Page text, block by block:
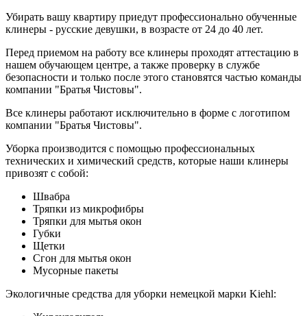
Убирать вашу квартиру приедут профессионально обученные
клинеры - русские девушки, в возрасте от 24 до 40 лет.
Перед приемом на работу все клинеры проходят аттестацию в
нашем обучающем центре, а также проверку в службе
безопасности и только после этого становятся частью команды
компании "Братья Чистовы".
Все клинеры работают исключительно в форме с логотипом
компании "Братья Чистовы".
Уборка производится с помощью профессиональных
технических и химический средств, которые наши клинеры
привозят с собой:
Швабра
Тряпки из микрофибры
Тряпки для мытья окон
Губки
Щетки
Сгон для мытья окон
Мусорные пакеты
Экологичные средства для уборки немецкой марки Kiehl: